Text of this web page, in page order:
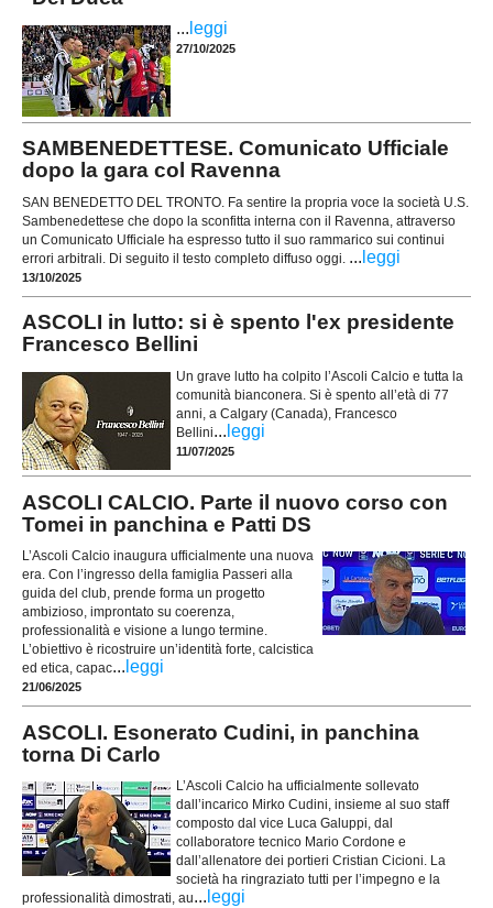
... leggi
27/10/2025
SAMBENEDETTESE. Comunicato Ufficiale
dopo la gara col Ravenna
SAN BENEDETTO DEL TRONTO. Fa sentire la propria voce la società U.S.
Sambenedettese che dopo la sconfitta interna con il Ravenna, attraverso
un Comunicato Ufficiale ha espresso tutto il suo rammarico sui continui
errori arbitrali. Di seguito il testo completo diffuso oggi. ... leggi
13/10/2025
ASCOLI in lutto: si è spento l'ex presidente
Francesco Bellini
Un grave lutto ha colpito l’Ascoli Calcio e tutta la
comunità bianconera. Si è spento all’età di 77
anni, a Calgary (Canada), Francesco
Bellini... leggi
11/07/2025
ASCOLI CALCIO. Parte il nuovo corso con
Tomei in panchina e Patti DS
L’Ascoli Calcio inaugura ufficialmente una nuova
era. Con l’ingresso della famiglia Passeri alla
guida del club, prende forma un progetto
ambizioso, improntato su coerenza,
professionalità e visione a lungo termine.
L’obiettivo è ricostruire un’identità forte, calcistica
ed etica, capac... leggi
21/06/2025
ASCOLI. Esonerato Cudini, in panchina
torna Di Carlo
L’Ascoli Calcio ha ufficialmente sollevato
dall’incarico Mirko Cudini, insieme al suo staff
composto dal vice Luca Galuppi, dal
collaboratore tecnico Mario Cordone e
dall’allenatore dei portieri Cristian Cicioni. La
società ha ringraziato tutti per l’impegno e la
professionalità dimostrati, au... leggi